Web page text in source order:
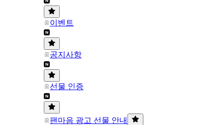
이벤트
공지사항
선물 인증
팬마음 광고 선물 안내